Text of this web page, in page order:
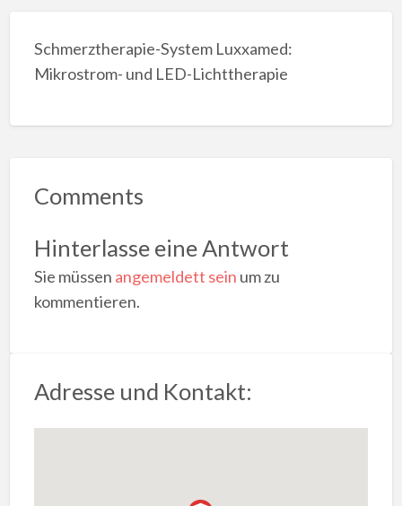
Schmerztherapie-System Luxxamed:
Mikrostrom- und LED-Lichttherapie
Comments
Hinterlasse eine Antwort
Sie müssen angemeldett sein um zu
kommentieren.
Adresse und Kontakt: